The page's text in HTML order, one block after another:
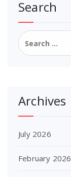
Search
Search
for:
Archives
July 2026
February 2026